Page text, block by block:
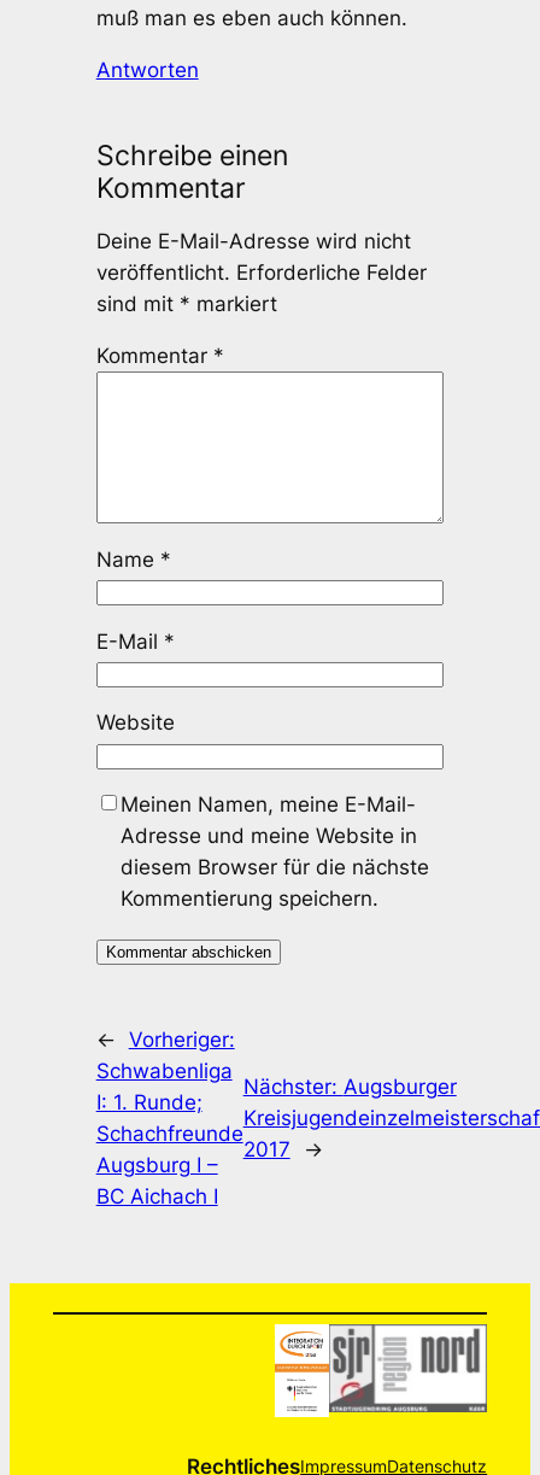
muß man es eben auch können.
Antworten
Schreibe einen
Kommentar
Deine E-Mail-Adresse wird nicht
veröffentlicht. Erforderliche Felder
sind mit * markiert
Kommentar *
Name *
E-Mail *
Website
Meinen Namen, meine E-Mail-
Adresse und meine Website in
diesem Browser für die nächste
Kommentierung speichern.
← Vorheriger:
Schwabenliga
I: 1. Runde;
Schachfreunde
Augsburg I –
BC Aichach I
Nächster: Augsburger
2017
→
RechtlichesImpressumDatenschutz